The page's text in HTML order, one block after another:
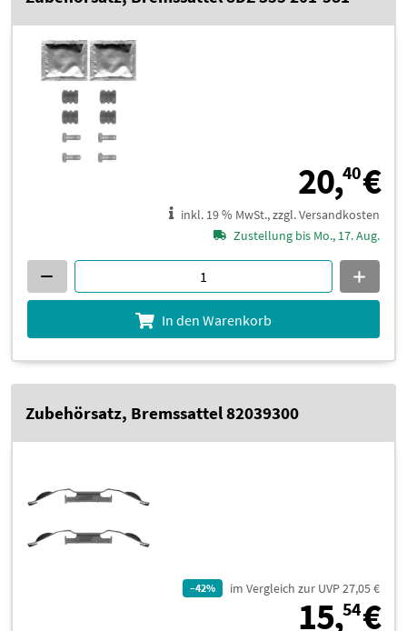
20,40€
inkl. 19 % MwSt., zzgl. Versandkosten
Zustellung bis Mo., 17. Aug.
In den Warenkorb
Zubehörsatz, Bremssattel 82039300
–42% im Vergleich zur UVP 27,05 €
15,54€